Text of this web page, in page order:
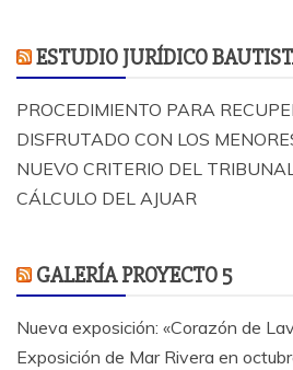
ESTUDIO JURÍDICO
PROCEDIMIENTO PARA
DISFRUTADO CON LOS
NUEVO CRITERIO DEL
CÁLCULO DEL AJUAR
GALERÍA PROYECTO 5
Nueva exposición: «Corazón de
Exposición de Mar Rivera en